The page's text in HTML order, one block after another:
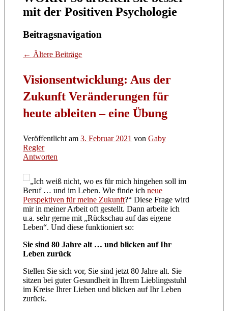
mit der Positiven Psychologie
Beitragsnavigation
← Ältere Beiträge
Visionsentwicklung: Aus der
Zukunft Veränderungen für
heute ableiten – eine Übung
Veröffentlicht am3. Februar 2021 vonGaby
Regler
Antworten
„Ich weiß nicht, wo es für mich hingehen soll im
Beruf … und im Leben. Wie finde ichneue
Perspektiven für meine Zukunft?“ Diese Frage wird
mir in meiner Arbeit oft gestellt. Dann arbeite ich
u.a. sehr gerne mit „Rückschau auf das eigene
Leben“. Und diese funktioniert so:
Sie sind 80 Jahre alt … und blicken auf Ihr
Leben zurück
Stellen Sie sich vor, Sie sind jetzt 80 Jahre alt. Sie
sitzen bei guter Gesundheit in Ihrem Lieblingsstuhl
im Kreise Ihrer Lieben und blicken auf Ihr Leben
zurück.